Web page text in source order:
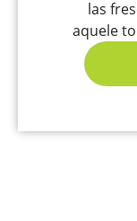
las
aquele